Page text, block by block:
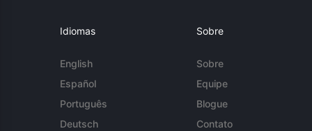
Idiomas
English
Español
Português
Deutsch
Sobre
Sobre
Equipe
Blogue
Contato